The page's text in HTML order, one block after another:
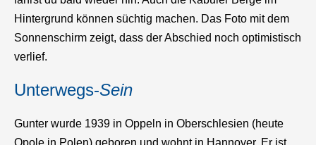
Hintergrund können süchtig machen. Das Foto mit dem
Sonnenschirm zeigt, dass der Abschied noch optimistisch
verlief.
Unterwegs-Sein
Gunter wurde 1939 in Oppeln in Oberschlesien (heute
Opole in Polen) geboren und wohnt in Hannover. Er ist